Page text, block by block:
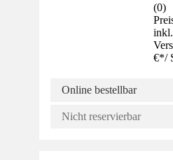
(0)
€*/
Online bestellbar
Nicht reservierbar